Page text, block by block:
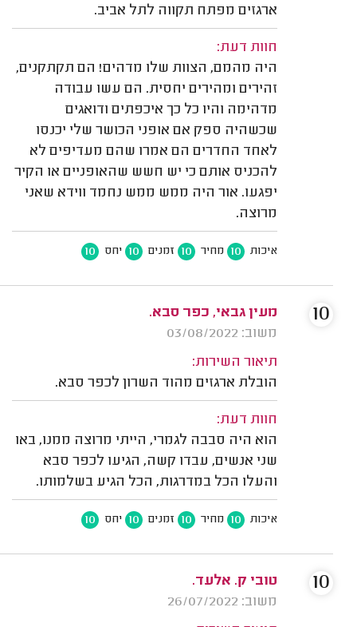
ארגזים מפתח תקווה לתל אביב.
חוות דעת:
היה מהמם, הצוות שלו מדהים! הם תקתקנים,
זהירים ומהירים יחסית. הם עשו עבודה
מדהימה והיו כל כך איכפתים ודואגים
שכשהיה ספק אם אופני הכושר שלי יכנסו
לאחד החדרים הם אמרו שהם מעדיפים לא
להכניס אותם כי יש חשש שהאופניים או הקיר
יפגעו. אור היה ממש ממש נחמד ווידא שאני
מרוצה.
איכות 10 מחיר 10 זמנים 10 יחס 10
מעין גבאי, כפר סבא.
משוב: 03/08/2022
תיאור השירות:
הובלת ארגזים מהוד השרון לכפר סבא.
חוות דעת:
הוא היה סבבה לגמרי, הייתי מרוצה ממנו, באו
שני אנשים, עבדו קשה, הגיעו לכפר סבא
והעלו הכל במדרגות, הכל הגיע בשלמותו.
איכות 10 מחיר 10 זמנים 10 יחס 10
10
טובי ק. אלעד.
משוב: 26/07/2022
10